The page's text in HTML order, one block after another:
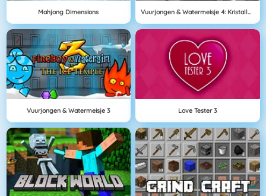
Mahjong Dimensions Vuurjongen & Watermeisje 4: Kristallen Tempel
Vuurjongen & Watermeisje 3 Love Tester 3